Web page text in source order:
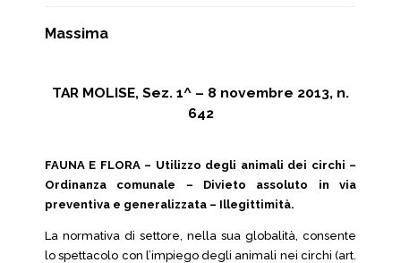
Massima
TAR MOLISE, Sez. 1^ – 8 novembre 2013, n.
642
FAUNA E FLORA – Utilizzo degli animali dei circhi –
Ordinanza comunale – Divieto assoluto in via
preventiva e generalizzata – Illegittimità.
La normativa di settore, nella sua globalità, consente
lo spettacolo con l’impiego degli animali nei circhi (art.